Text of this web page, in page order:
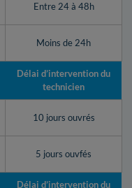
Entre 24 à 48h
Moins de 24h
Délai d’intervention du
technicien
10 jours ouvrés
5 jours ouvfés
Délai d’intervention du